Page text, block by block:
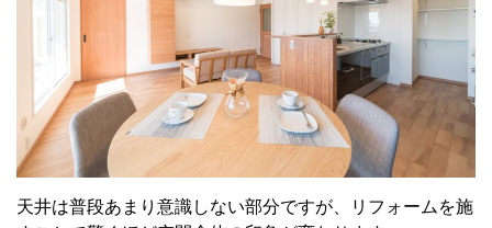
天井は普段あまり意識しない部分ですが、リフォームを施